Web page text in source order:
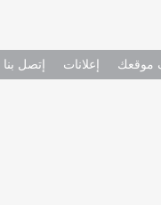
موقعك إعلانات إتصل بنا